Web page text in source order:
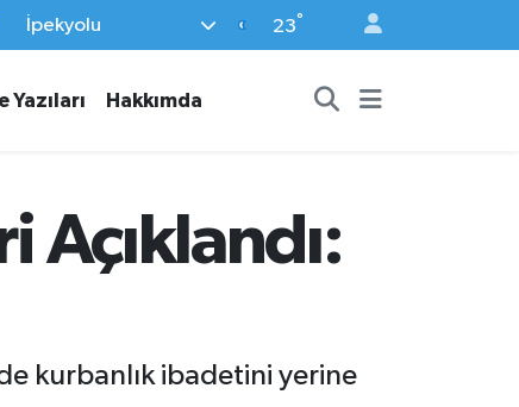
İpekyolu 23°
Yazıları Hakkımda
Açıklandı:
kurbanlık ibadetini yerine